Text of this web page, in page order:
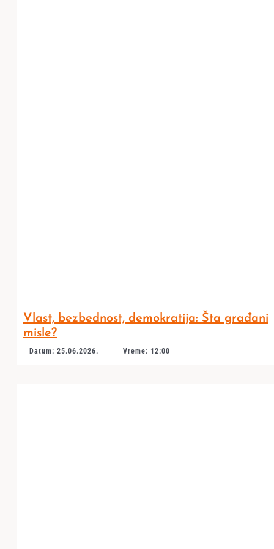
Vlast, bezbednost, demokratija: Šta građani
misle?
Datum: 25.06.2026. Vreme: 12:00